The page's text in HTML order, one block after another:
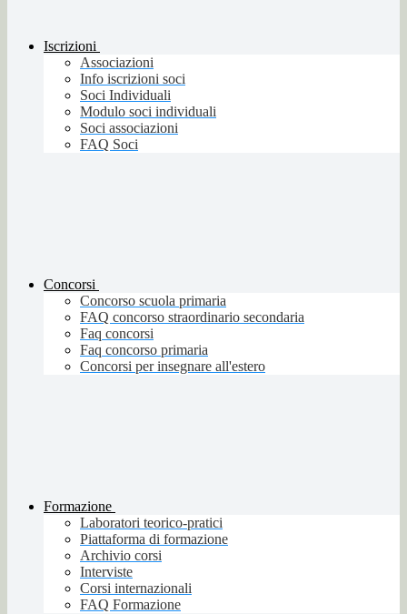
Iscrizioni
Associazioni
Info iscrizioni soci
Soci Individuali
Modulo soci individuali
Soci associazioni
FAQ Soci
Concorsi
Concorso scuola primaria
FAQ concorso straordinario secondaria
Faq concorsi
Faq concorso primaria
Concorsi per insegnare all'estero
Formazione
Laboratori teorico-pratici
Piattaforma di formazione
Archivio corsi
Interviste
Corsi internazionali
FAQ Formazione